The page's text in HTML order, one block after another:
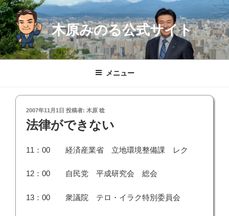
コ
ン
テ
ン
ツ
木原みのる公式サイト
メニュー
投
稿
日:
2007年11月1日 投稿者: 木原 稔
法律ができない
11：00 経済産業省 立地環境整備課 レク
12：00 自民党 平成研究会 総会
13：00 衆議院 テロ・イラク特別委員会